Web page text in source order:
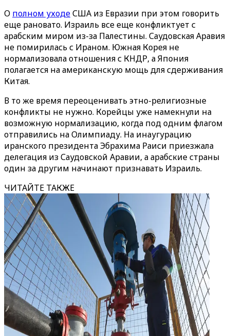
О полном уходеСША из Евразии при этом говорить
еще рановато. Израиль все еще конфликтует с
арабским миром из-за Палестины. Саудовская Аравия
не помирилась с Ираном. Южная Корея не
нормализовала отношения с КНДР, а Япония
полагается на американскую мощь для сдерживания
Китая.
В то же время переоценивать этно-религиозные
конфликты не нужно. Корейцы уже намекнули на
возможную нормализацию, когда под одним флагом
отправились на Олимпиаду. На инаугурацию
иранского президента Эбрахима Раиси приезжала
делегация из Саудовской Аравии, а арабские страны
один за другим начинают признавать Израиль.
ЧИТАЙТЕ ТАКЖЕ